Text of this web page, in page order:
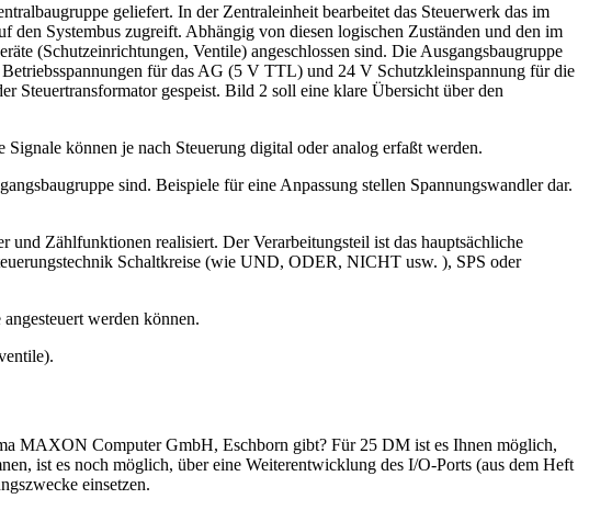
geliefert. In der Zentraleinheit bearbeitet das Steuerwerk das im
Systembus zugreift. Abhängig von diesen logischen Zuständen und den im
(Schutzeinrichtungen, Ventile) angeschlossen sind. Die Ausgangsbaugruppe
für das AG (5 V TTL) und 24 V Schutzkleinspannung für die
Steuertransformator gespeist. Bild 2 soll eine klare Übersicht über den
können je nach Steuerung digital oder analog erfaßt werden.
sind. Beispiele für eine Anpassung stellen Spannungswandler dar.
Zählfunktionen realisiert. Der Verarbeitungsteil ist das hauptsächliche
Schaltkreise (wie UND, ODER, NICHT usw. ), SPS oder
werden können.
MAXON Computer GmbH, Eschborn gibt? Für 25 DM ist es Ihnen möglich,
ist es noch möglich, über eine Weiterentwicklung des I/O-Ports (aus dem Heft
einsetzen.